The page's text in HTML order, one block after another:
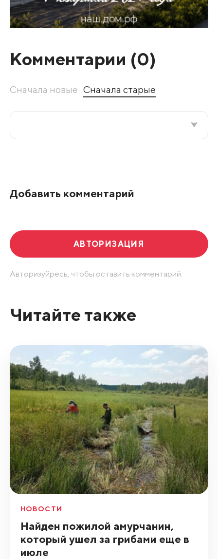
Комментарии (0)
Сначала новые Сначала старые
Добавить комментарий
АВТОРИЗАЦИЯ
Авторизуйресь, чтобы оставить комментарий.
Читайте также
НОВОСТИ
Найден пожилой амурчанин,
который ушел за грибами еще в
июле